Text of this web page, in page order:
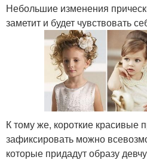
Небольшие изменения
заметит и будет чувствовать
К тому же, короткие красивые
зафиксировать можно
которые придадут образу